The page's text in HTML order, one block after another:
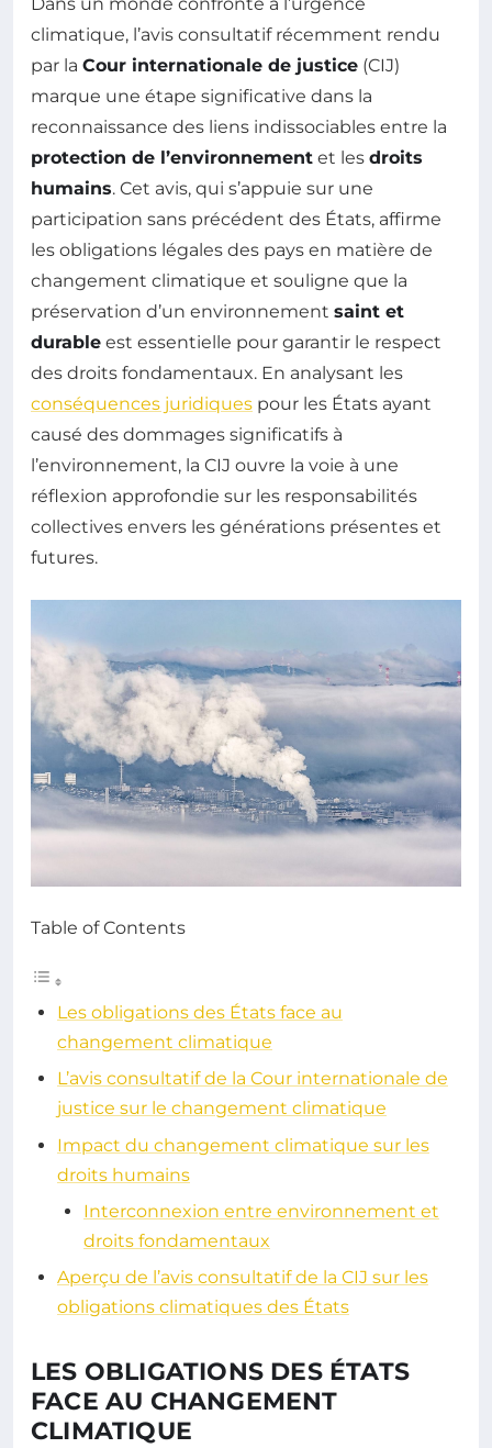
climatique, l’avis consultatif récemment rendu
par la Cour internationale de justice (CIJ)
marque une étape significative dans la
reconnaissance des liens indissociables entre la
protection de l’environnement et les droits
humains. Cet avis, qui s’appuie sur une
participation sans précédent des États, affirme
les obligations légales des pays en matière de
changement climatique et souligne que la
préservation d’un environnement saint et
durable est essentielle pour garantir le respect
des droits fondamentaux. En analysant les
conséquences juridiques pour les États ayant
causé des dommages significatifs à
l’environnement, la CIJ ouvre la voie à une
réflexion approfondie sur les responsabilités
collectives envers les générations présentes et
futures.
Table of Contents
Les obligations des États face au
changement climatique
L’avis consultatif de la Cour internationale de
justice sur le changement climatique
Impact du changement climatique sur les
droits humains
Interconnexion entre environnement et
droits fondamentaux
Aperçu de l’avis consultatif de la CIJ sur les
obligations climatiques des États
LES OBLIGATIONS DES ÉTATS
FACE AU CHANGEMENT
CLIMATIQUE